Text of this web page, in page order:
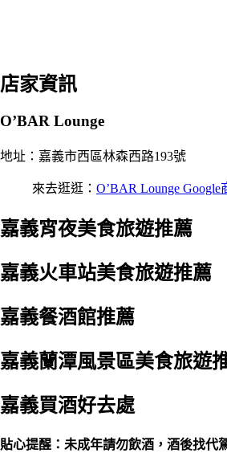
店家資訊
O’BAR Lounge
地址：嘉義市西區林森西路193號
來去逛逛： O’BAR Lounge Google
嘉義宵夜美食旅遊推薦
嘉義火車站美食旅遊推薦
嘉義餐酒館推薦
嘉義蘭潭風景區美食旅遊
嘉義買酒好去處
貼心提醒：未成年請勿飲酒，酒後找代